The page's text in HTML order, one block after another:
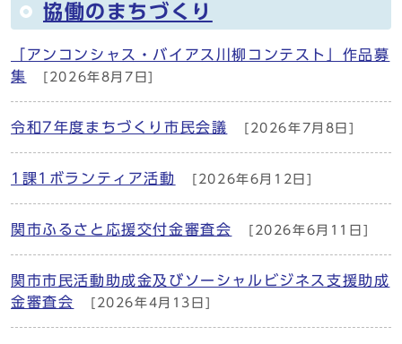
協働のまちづくり
「アンコンシャス・バイアス川柳コンテスト」作品募
集
[2026年8月7日]
令和7年度まちづくり市民会議 [2026年7月8日]
1課1ボランティア活動 [2026年6月12日]
関市ふるさと応援交付金審査会 [2026年6月11日]
関市市民活動助成金及びソーシャルビジネス支援助成
金審査会
[2026年4月13日]